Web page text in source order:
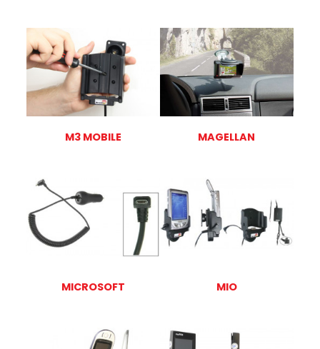
M3 MOBILE MAGELLAN
MICROSOFT MIO